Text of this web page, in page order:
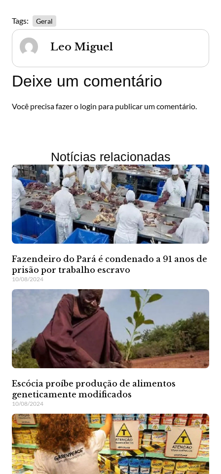
Tags: Geral
Leo Miguel
Deixe um comentário
Você precisa fazer o login para publicar um comentário.
Notícias relacionadas
Fazendeiro do Pará é condenado a 91 anos de
prisão por trabalho escravo
10/08/2024
Escócia proíbe produção de alimentos
geneticamente modificados
10/08/2024